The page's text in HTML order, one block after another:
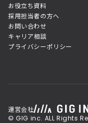
お役立ち資料
採用担当者の方へ
お問い合わせ
キャリア相談
プライバシーポリシー
運営会社
© GIG inc. ALL Rights